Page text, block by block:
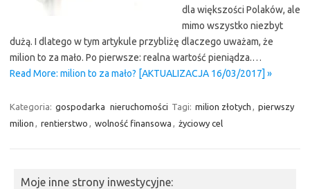
dla większości Polaków, ale
mimo wszystko niezbyt
dużą. I dlatego w tym artykule przybliżę dlaczego uważam, że
milion to za mało. Po pierwsze: realna wartość pieniądza.…
Read More: milion to za mało? [AKTUALIZACJA 16/03/2017] »
Kategoria: gospodarka nieruchomości Tagi: milion złotych , pierwszy
milion , rentierstwo , wolność finansowa , życiowy cel
Moje inne strony inwestycyjne: